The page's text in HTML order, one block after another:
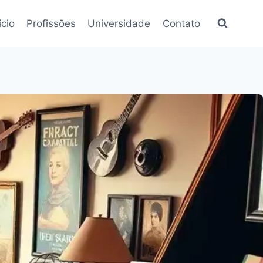
Profissões Universidade Contato